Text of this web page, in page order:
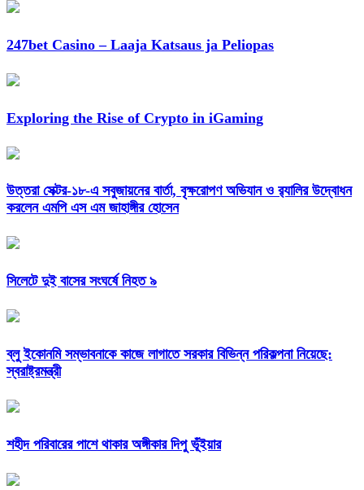
247bet Casino – Laaja Katsaus ja Peliopas
Exploring the Rise of Crypto in iGaming
উত্তরা সেক্টর-১৮-এ সবুজায়নের বার্তা, বৃক্ষরোপণ অভিযান ও র‍্যালির উদ্বোধন
করলেন এমপি এস এম জাহাঙ্গীর হোসেন
সিলেটে দুই বাসের সংঘর্ষে নিহত ৯
ব্লু ইকোনমি সম্ভাবনাকে কাজে লাগাতে সরকার বিভিন্ন পরিকল্পনা নিয়েছে:
স্বরাষ্ট্রমন্ত্রী
শহীদ পরিবারের পাশে থাকার অঙ্গীকার দিপু ভূঁইয়ার